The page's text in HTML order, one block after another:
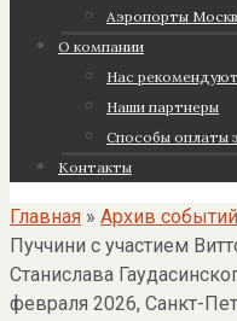
Аэропорты
О компании
Нас рекомендуют
Наши партнеры
Cпособы оплаты
Контакты
Главная » Архив событий
Пуччини с участием
Станислава
февраля 2026, Санкт-